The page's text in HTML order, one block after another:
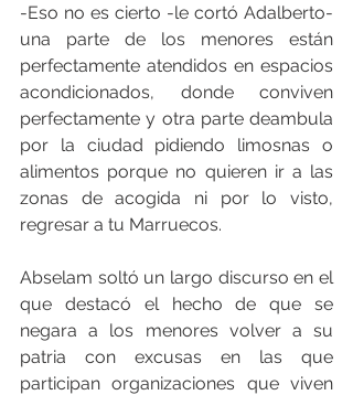
-Eso no es cierto -le cortó Adalberto-
una parte de los menores están
perfectamente atendidos en espacios
acondicionados, donde conviven
perfectamente y otra parte deambula
por la ciudad pidiendo limosnas o
alimentos porque no quieren ir a las
zonas de acogida ni por lo visto,
regresar a tu Marruecos.
Abselam soltó un largo discurso en el
que destacó el hecho de que se
negara a los menores volver a su
patria con excusas en las que
participan organizaciones que viven